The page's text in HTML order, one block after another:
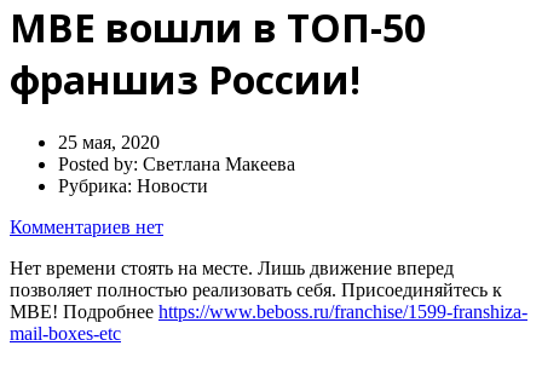
МВЕ вошли в ТОП-50
франшиз России!
25 мая, 2020
Posted by: Светлана Макеева
Рубрика: Новости
Комментариев нет
Нет времени стоять на месте. Лишь движение вперед
позволяет полностью реализовать себя. Присоединяйтесь к
МВЕ! Подробнее https://www.beboss.ru/franchise/1599-franshiza-
mail-boxes-etc